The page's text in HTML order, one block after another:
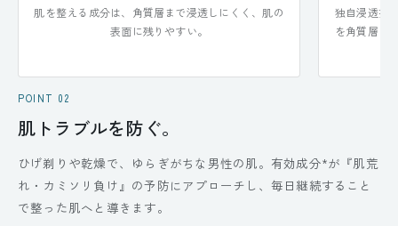
肌を整える成分は、角質層まで浸透しにくく、肌の
表面に残りやすい。
独自浸透技
を角質層ま
POINT 02
肌トラブルを防ぐ。
ひげ剃りや乾燥で、ゆらぎがちな男性の肌。有効成分*が『肌荒
れ・カミソリ負け』の予防にアプローチし、毎日継続すること
で整った肌へと導きます。